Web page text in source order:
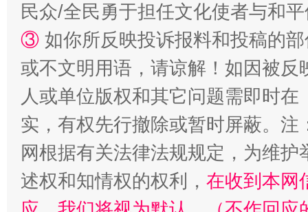
民众/全民勇于担任文化使者与和
③ 如你所反映投诉报料和投稿的
或不文明用语，请谅解！如因被
人或单位版权和其它问题需即时在
实，有权先行撤除或暂时屏蔽。
网根据有关法律法规规定，为维
述权和知情权的权利， 在收到本网